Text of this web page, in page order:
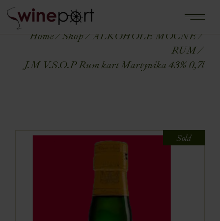
Home Shop
ALKOHOLE MOCNE
RUM
J.M V.S.O.P Rum kart Martynika 43% 0,7l
Sold